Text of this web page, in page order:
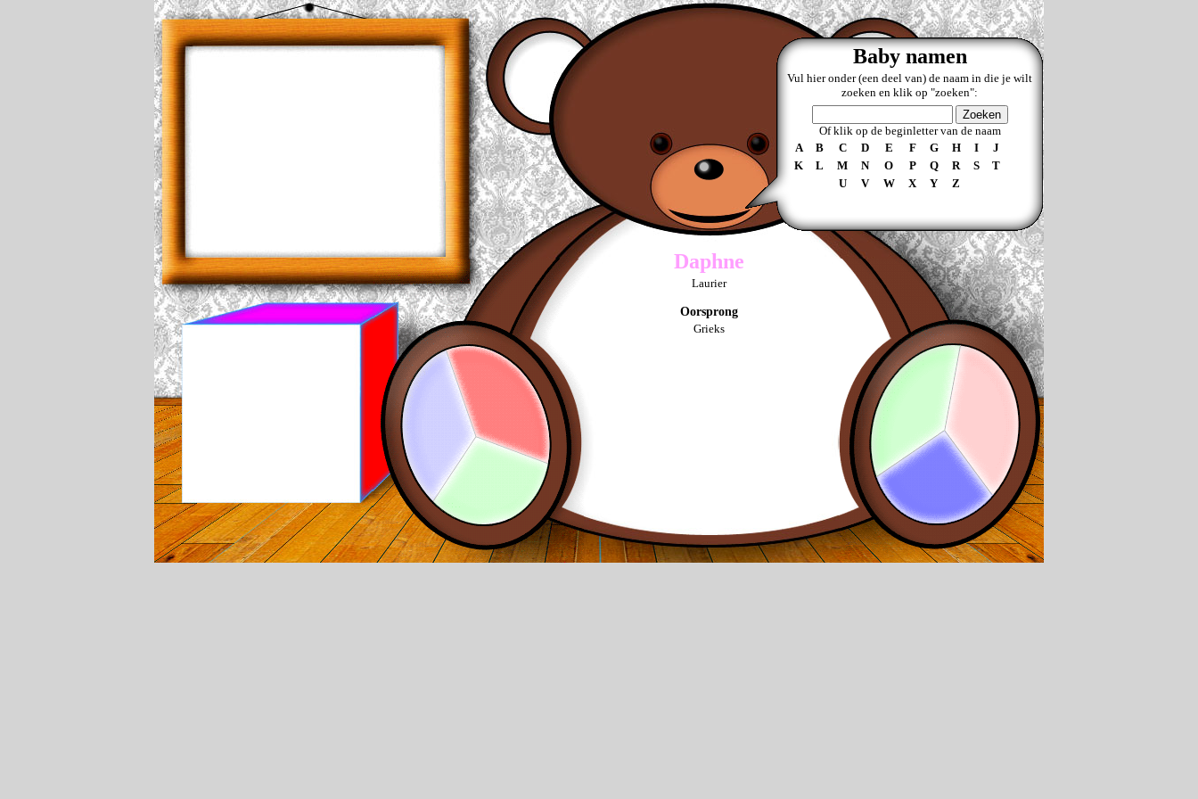
Daphne
Laurier
Oorsprong
Grieks
Baby namen
Vul hier onder (een deel van) de naam in die je wilt
zoeken en klik op "zoeken":
Of klik op de beginletter van de naam
A
B C D E F G H I
J
K
L M N O P Q R S
T
U
V W X Y Z